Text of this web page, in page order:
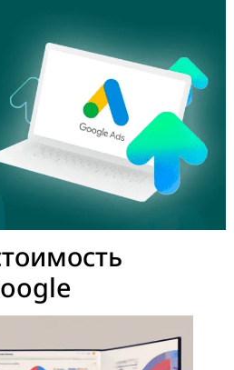
геополитические и
компании продолжают искать
рекламы на
в Google:
показов в